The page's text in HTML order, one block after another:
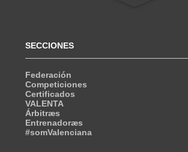
SECCIONES
Federación
Competiciones
Certificados
VALENTA
Árbitræs
Entrenadoræs
#somValenciana